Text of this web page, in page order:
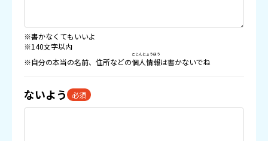
※書かなくてもいいよ
※140文字以内
※自分の本当の名前、住所などの個人情報
こじんじょうほう
は書かないでね
ないよう 必須